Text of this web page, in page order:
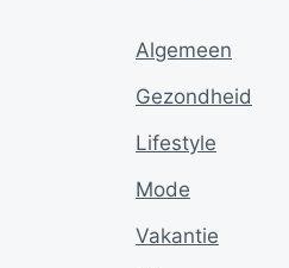
Algemeen
Gezondheid
Lifestyle
Mode
Vakantie